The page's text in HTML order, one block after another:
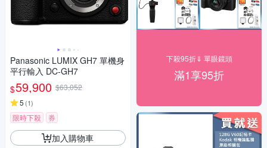
Panasonic LUMIX GH7 單機身
平行輸入 DC-GH7
$59,900 $63,052
5 (1)
限時下殺 券
加入購物車
下殺95折⇓ 單眼鏡頭
滿1享95折